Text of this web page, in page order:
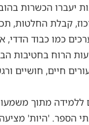
יעברו הכשרות
קבלת החלטות,
כמו כבוד הדדי,
הרוח בחטיבות
חיים, חושיים
מתוך
בתי הספר. 'היות'